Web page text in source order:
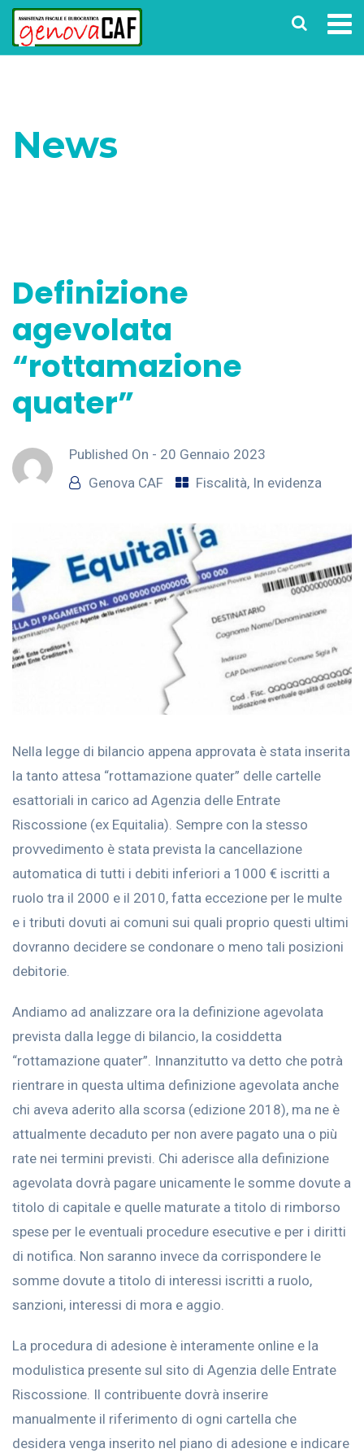
News
Definizione
agevolata
“rottamazione
quater”
Published On - 20 Gennaio 2023
Genova CAF
Fiscalità, In evidenza
Nella legge di bilancio appena approvata è stata inserita
la tanto attesa “rottamazione quater” delle cartelle
esattoriali in carico ad Agenzia delle Entrate
Riscossione (ex Equitalia). Sempre con la stesso
provvedimento è stata prevista la cancellazione
automatica di tutti i debiti inferiori a 1000 € iscritti a
ruolo tra il 2000 e il 2010, fatta eccezione per le multe
e i tributi dovuti ai comuni sui quali proprio questi ultimi
dovranno decidere se condonare o meno tali posizioni
debitorie.
Andiamo ad analizzare ora la definizione agevolata
prevista dalla legge di bilancio, la cosiddetta
“rottamazione quater”. Innanzitutto va detto che potrà
rientrare in questa ultima definizione agevolata anche
chi aveva aderito alla scorsa (edizione 2018), ma ne è
attualmente decaduto per non avere pagato una o più
rate nei termini previsti. Chi aderisce alla definizione
agevolata dovrà pagare unicamente le somme dovute a
titolo di capitale e quelle maturate a titolo di rimborso
spese per le eventuali procedure esecutive e per i diritti
di notifica. Non saranno invece da corrispondere le
somme dovute a titolo di interessi iscritti a ruolo,
sanzioni, interessi di mora e aggio.
La procedura di adesione è interamente online e la
modulistica presente sul sito di Agenzia delle Entrate
Riscossione. Il contribuente dovrà inserire
manualmente il riferimento di ogni cartella che
desidera venga inserito nel piano di adesione e indicare